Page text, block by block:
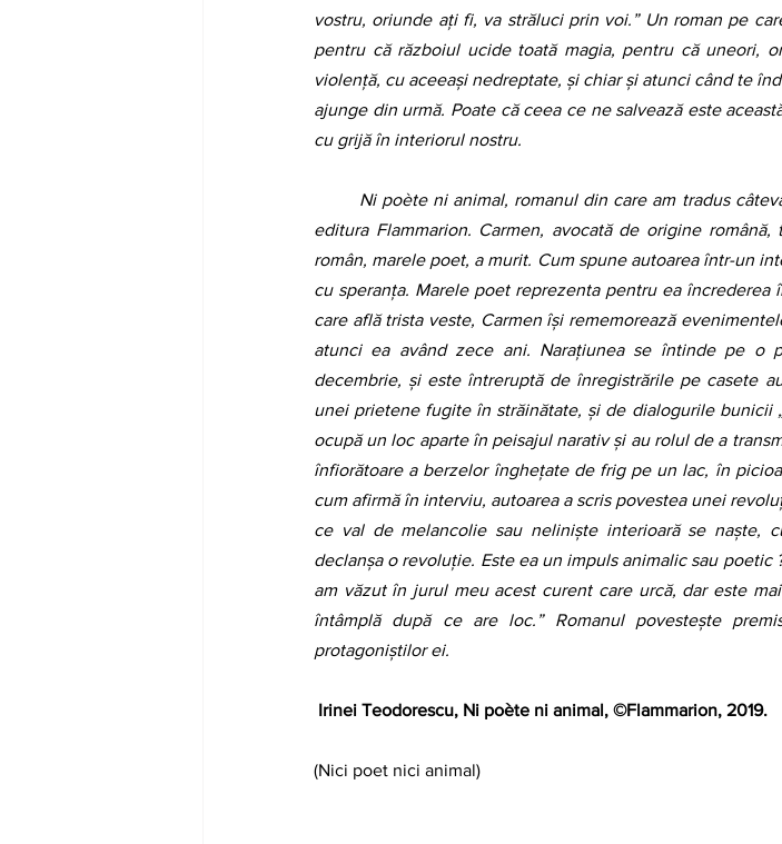
vostru, oriunde ați fi, va străluci prin voi.” Un roman pe
pentru că războiul ucide toată magia, pentru că uneori,
violență, cu aceeași nedreptate, și chiar și atunci când te
ajunge din urmă. Poate că ceea ce ne salvează este
cu grijă în interiorul nostru.
editura Flammarion. Carmen, avocată de origine
român, marele poet, a murit. Cum spune autoarea într-un
cu speranța. Marele poet reprezenta pentru ea
care află trista veste, Carmen își rememorează
atunci ea având zece ani. Narațiunea se întinde pe o
decembrie, și este întreruptă de înregistrările pe casete
unei prietene fugite în străinătate, și de dialogurile bunicii
ocupă un loc aparte în peisajul narativ și au rolul de a
înfiorătoare a berzelor înghețate de frig pe un lac, în
cum afirmă în interviu, autoarea a scris povestea unei
ce val de melancolie sau neliniște interioară se naște,
declanșa o revoluție. Este ea un impuls animalic sau poetic
am văzut în jurul meu acest curent care urcă, dar este
întâmplă după ce are loc.” Romanul povestește
protagoniștilor ei.
Irinei Teodorescu, Ni poète ni animal, ©Flammarion, 2019.
(Nici poet nici animal)